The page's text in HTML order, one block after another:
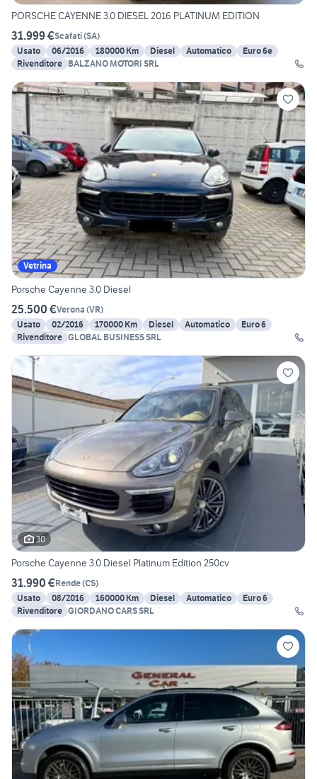
PORSCHE CAYENNE 3.0 DIESEL 2016 PLATINUM EDITION
31.999 €Scafati(SA)
Usato
06/2016 180000 Km Diesel Automatico
Euro 6e
Rivenditore BALZANO MOTORI SRL
Vetrina
Porsche Cayenne 3.0 Diesel
25.500 €Verona (VR)
Usato
02/2016 170000 Km Diesel Automatico
Euro 6
Rivenditore GLOBAL BUSINESS SRL
30
Porsche Cayenne 3.0 Diesel Platinum Edition 250cv
31.990 €Rende(CS)
Usato
08/2016 160000 Km Diesel Automatico
Euro 6
Rivenditore GIORDANO CARS SRL